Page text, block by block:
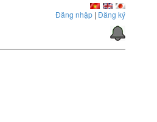
Đăng nhập | Đăng ký